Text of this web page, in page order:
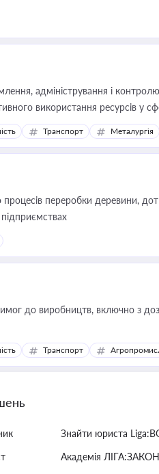
адміністрування і
використання ресурсів у
Транспорт Металургія
процесів переробки деревини,
до виробництв, включно з
Транспорт
Знайти юриста
Академія ЛІГА:ЗАКОН